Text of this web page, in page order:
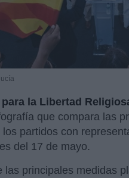
la Libertad
que compara las
partidos con
del 17 de mayo.
las principales medidas